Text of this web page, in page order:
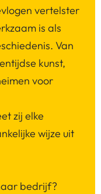
vertelster
is als
Van
kunst,
voor
zij elke
wijze uit
bedrijf?